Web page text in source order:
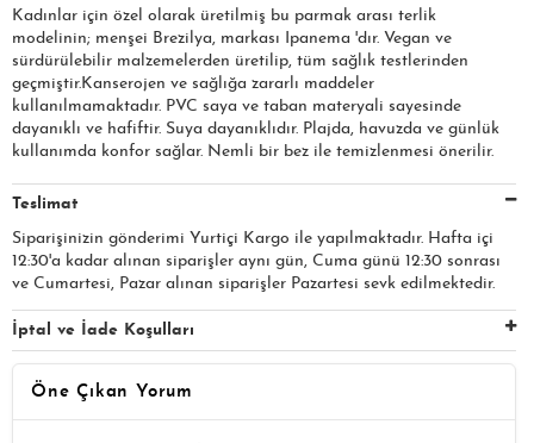
Kadınlar için özel olarak üretilmiş bu parmak arası terlik
modelinin; menşei Brezilya, markası Ipanema 'dır. Vegan ve
sürdürülebilir malzemelerden üretilip, tüm sağlık testlerinden
geçmiştir.Kanserojen ve sağlığa zararlı maddeler
kullanılmamaktadır. PVC saya ve taban materyali sayesinde
dayanıklı ve hafiftir. Suya dayanıklıdır. Plajda, havuzda ve günlük
kullanımda konfor sağlar. Nemli bir bez ile temizlenmesi önerilir.
Teslimat
Siparişinizin gönderimi Yurtiçi Kargo ile yapılmaktadır. Hafta içi
12:30'a kadar alınan siparişler aynı gün, Cuma günü 12:30 sonrası
ve Cumartesi, Pazar alınan siparişler Pazartesi sevk edilmektedir.
İptal ve İade Koşulları
Öne Çıkan Yorum